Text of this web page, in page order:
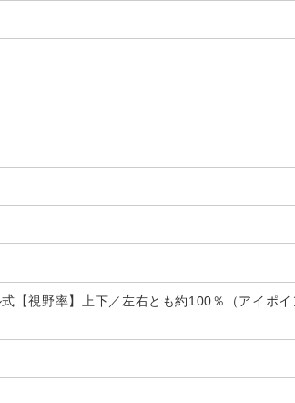
式【視野率】上下／左右とも約100％（アイ